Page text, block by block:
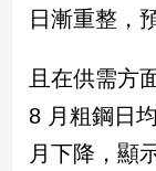
灣
觀
娛
日漸重整，
且在供需方
8 月粗鋼日
月下降，顯